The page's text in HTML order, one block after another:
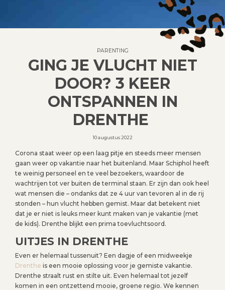
PARENTING
GING JE VLUCHT NIET
DOOR? 3 KEER
ONTSPANNEN IN
DRENTHE
10 augustus 2022
Corona staat weer op een laag pitje en steeds meer mensen
gaan weer op vakantie naar het buitenland. Maar Schiphol heeft
te weinig personeel en te veel bezoekers, waardoor de
wachtrijen tot ver buiten de terminal staan. Er zijn dan ook heel
wat mensen die – ondanks dat ze 4 uur van tevoren al in de rij
stonden – hun vlucht hebben gemist. Maar dat betekent niet
dat je er niet is leuks meer kunt maken van je vakantie (met
de kids). Drenthe blijkt een prima toevluchtsoord.
UITJES IN DRENTHE
Even er helemaal tussenuit? Een dagje of een midweekje
Drenthe is een mooie oplossing voor je gemiste vakantie.
Drenthe straalt rust en stilte uit. Even helemaal tot jezelf
komen in een ontzettend mooie, groene regio. We kennen